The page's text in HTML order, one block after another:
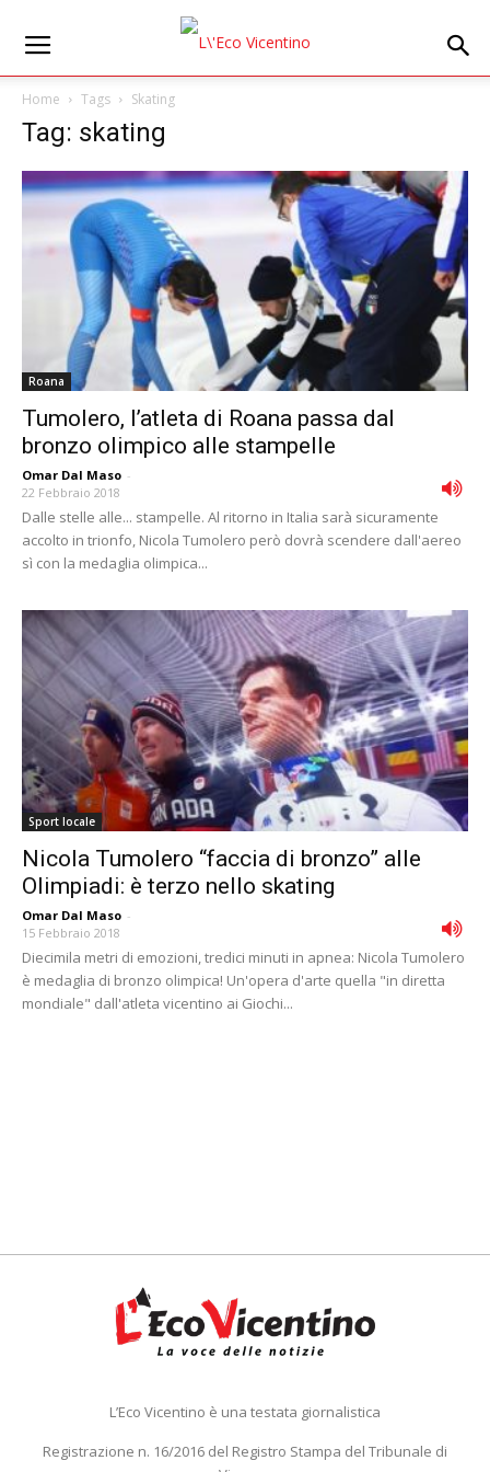
Home Tags Skating
Tag: skating
Roana
Tumolero, l’atleta di Roana passa dal
bronzo olimpico alle stampelle
Omar Dal Maso -
22 Febbraio 2018
Dalle stelle alle... stampelle. Al ritorno in Italia sarà sicuramente
accolto in trionfo, Nicola Tumolero però dovrà scendere dall'aereo
sì con la medaglia olimpica...
Sport locale
Nicola Tumolero “faccia di bronzo” alle
Olimpiadi: è terzo nello skating
Omar Dal Maso -
15 Febbraio 2018
Diecimila metri di emozioni, tredici minuti in apnea: Nicola Tumolero
è medaglia di bronzo olimpica! Un'opera d'arte quella "in diretta
mondiale" dall'atleta vicentino ai Giochi...
L’Eco Vicentino è una testata giornalistica
Registrazione n. 16/2016 del Registro Stampa del Tribunale di